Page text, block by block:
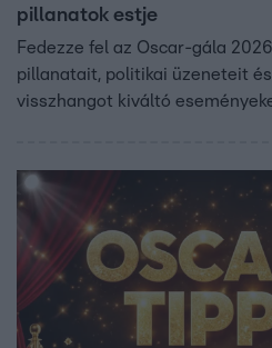
pillanatok estje
Fedezze fel az Oscar-gála
pillanatait, politikai üzeneteit
visszhangot kiváltó